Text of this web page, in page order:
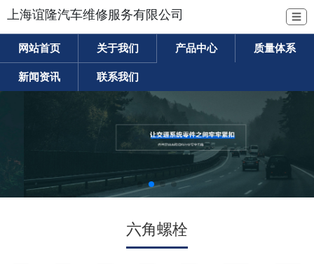
上海谊隆汽车维修服务有限公司 ☰
网站首页 关于我们 产品中心 质量体系
新闻资讯 联系我们
六角螺栓